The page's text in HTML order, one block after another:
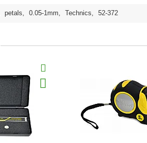
petals, 0.05-1mm, Technics, 52-372